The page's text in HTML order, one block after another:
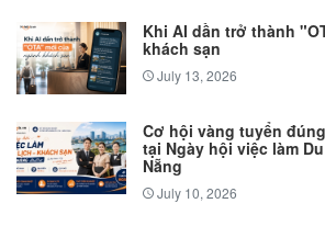
Khi AI dần trở thành
khách sạn
July 13, 2026
Cơ hội vàng tuyển
tại Ngày hội việc làm
Nẵng
July 10, 2026